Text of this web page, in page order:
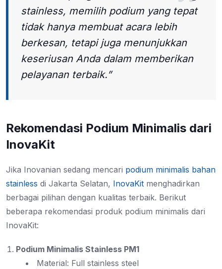
stainless, memilih podium yang tepat
tidak hanya membuat acara lebih
berkesan, tetapi juga menunjukkan
keseriusan Anda dalam memberikan
pelayanan terbaik.”
Rekomendasi Podium Minimalis dari
InovaKit
Jika Inovanian sedang mencari podium minimalis bahan
stainless di Jakarta Selatan, InovaKit menghadirkan
berbagai pilihan dengan kualitas terbaik. Berikut
beberapa rekomendasi produk podium minimalis dari
InovaKit:
Podium Minimalis Stainless PM1
Material: Full stainless steel